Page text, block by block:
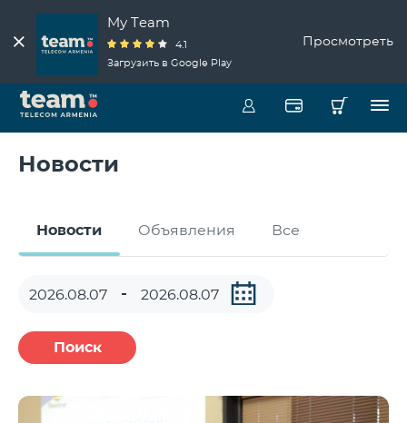
My Team
4.1
Загрузить в Google Play
Просмотреть
Новости
Новости Объявления Все
Поиск